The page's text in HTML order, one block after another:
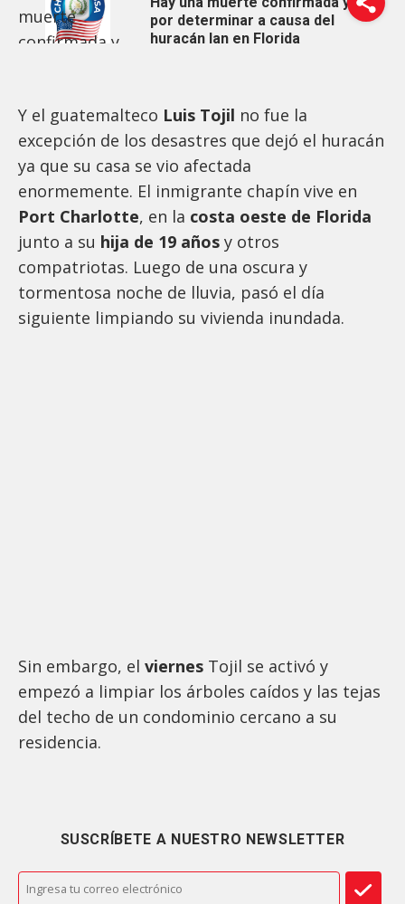
por determinar a causa del
huracán Ian en Florida
Y el guatemalteco Luis Tojil no fue la
excepción de los desastres que dejó el huracán
ya que su casa se vio afectada
enormemente. El inmigrante chapín vive en
Port Charlotte, en la costa oeste de Florida
junto a su hija de 19 años y otros
compatriotas. Luego de una oscura y
tormentosa noche de lluvia, pasó el día
siguiente limpiando su vivienda inundada.
Sin embargo, el viernes Tojil se activó y
empezó a limpiar los árboles caídos y las tejas
del techo de un condominio cercano a su
residencia.
SUSCRÍBETE A NUESTRO NEWSLETTER